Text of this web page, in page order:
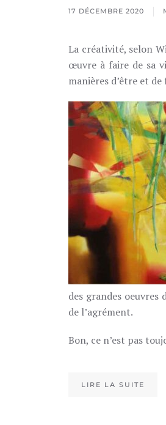
17 DÉCEMBRE 2020
La créativité, selon
œuvre à faire de sa
manières d’être et de
des grandes
de l’agrément.
Bon, ce n’est pas
LIRE LA SUITE